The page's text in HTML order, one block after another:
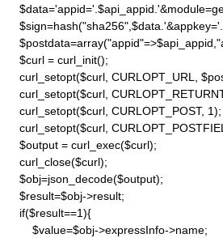
    $curl = curl_init();
curl_setopt($curl, CURLOPT_URL,
curl_setopt($curl,
    curl_setopt($curl, CURLOPT_POST, 1);
curl_setopt($curl,
    $output = curl_exec($curl);
    curl_close($curl);
    $obj=json_decode($output);
    $result=$obj->result;
    if($result==1){
        $value=$obj->expressInfo->name;